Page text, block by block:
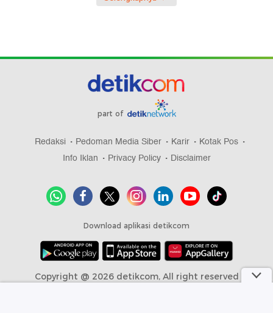
part of
Redaksi Pedoman Media Siber Karir
Kotak Pos
Info Iklan
Privacy Policy Disclaimer
Download aplikasi detikcom
Copyright @ 2026 detikcom, All right reserved